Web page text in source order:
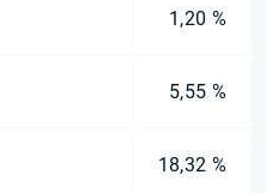
1,20 %
5,55 %
18,32 %